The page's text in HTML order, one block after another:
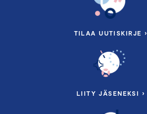
TILAA UUTISKIRJE ›
LIITY JÄSENEKSI ›